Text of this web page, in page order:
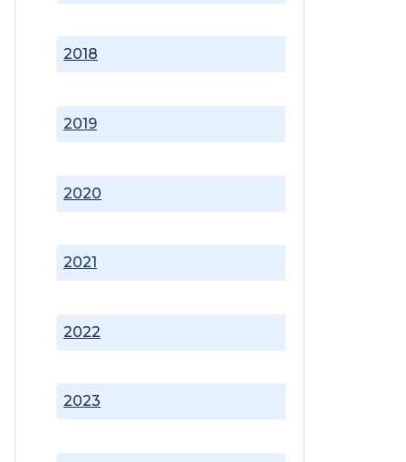
2018
2019
2020
2021
2022
2023